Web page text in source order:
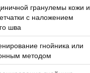
гранулемы кожи и
с наложением
шва
гнойника или
методом